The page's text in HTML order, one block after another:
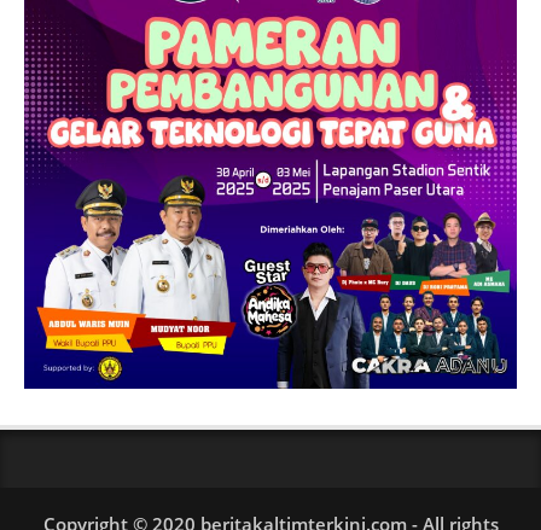
Copyright © 2020 beritakaltimterkini.com - All rights